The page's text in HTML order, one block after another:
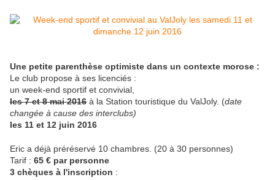
Une petite parenthèse optimiste dans un contexte morose :
Le club propose à ses licenciés :
un week-end sportif et convivial,
les 7 et 8 mai 2016 à la Station touristique du ValJoly. (date
changée à cause des interclubs)
les 11 et 12 juin 2016
Eric a déjà préréservé 10 chambres. (20 à 30 personnes)
Tarif : 65 € par personne
3 chèques à l'inscription :